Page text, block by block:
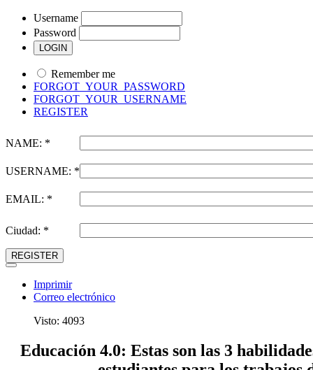
Username
Password
Remember me
FORGOT_YOUR_PASSWORD
FORGOT_YOUR_USERNAME
REGISTER
NAME: *
USERNAME: *
EMAIL: *
Ciudad: *
REGISTER
Imprimir
Correo electrónico
Visto: 4093
Educación 4.0: Estas son las 3